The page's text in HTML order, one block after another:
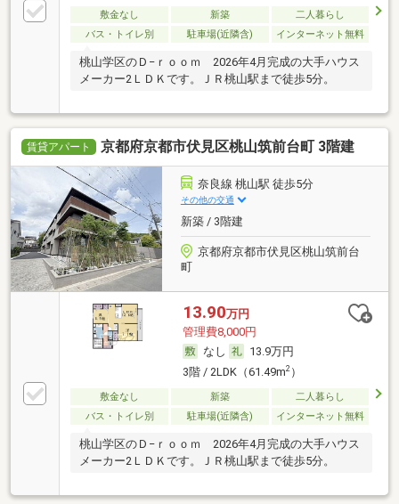
敷金なし 新築
二人暮らし
バス・トイレ別
駐車場(近隣含) インターネット無料
桃山学区のＤ−ｒｏｏｍ 2026年4月完成の大手ハウス
メーカー2ＬＤＫです。ＪＲ桃山駅まで徒歩5分。
賃貸アパート 京都府京都市伏見区桃山筑前台町 3階建
奈良線 桃山駅 徒歩5分
その他の交通
新築 / 3階建
京都府京都市伏見区桃山筑前台
町
13.90万円
管理費8,000円
なし
13.9万円
3階 / 2LDK（61.49m2）
敷金なし 新築
二人暮らし
バス・トイレ別
駐車場(近隣含) インターネット無料
桃山学区のＤ−ｒｏｏｍ 2026年4月完成の大手ハウス
メーカー2ＬＤＫです。ＪＲ桃山駅まで徒歩5分。